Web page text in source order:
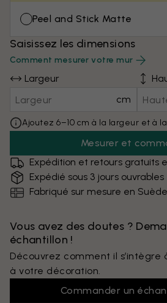
Peel and Stick Matte
Saisissez les dimensions
Comment mesurer votre mur
Largeur
cm
Ajoutez 6–10 cm à la largeur et à
Mesurer et
Expédition et retours gratuits
Expédié sous 3 jours ouvrables
Fabriqué sur mesure en Suède
Vous avez des doutes ?
échantillon !
Découvrez comment il
à votre décoration.
Commander un